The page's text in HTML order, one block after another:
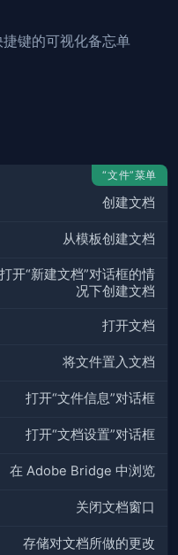
键的可视化备忘单
“文件”菜单
创建文档
从模板创建文档
开“新建文档”对话框的情
况下创建文档
打开文档
将文件置入文档
打开“文件信息”对话框
打开“文档设置”对话框
在 Adobe Bridge 中浏览
关闭文档窗口
存储对文档所做的更改